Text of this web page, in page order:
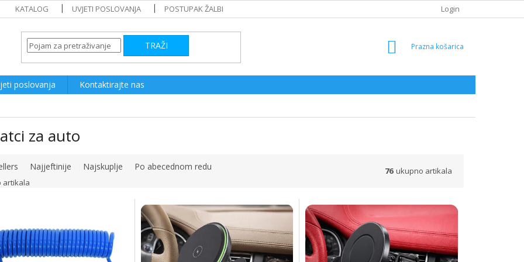
KATALOG UVJETI POSLOVANJA POSTUPAK ŽALBI Login
TRAŽI
SHOPPING
poslovanja
Kontaktirajte nas
za auto
Najjeftinije Najskuplje Po abecednom redu 76